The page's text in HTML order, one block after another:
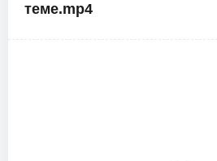
теме.mp4